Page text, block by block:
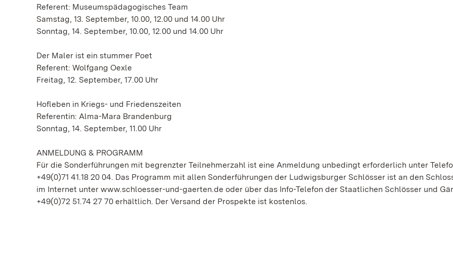
Referent: Museumspädagogisches Team
Samstag, 13. September, 10.00, 12.00 und 14.00 Uhr
Sonntag, 14. September, 10.00, 12.00 und 14.00 Uhr
Der Maler ist ein stummer Poet
Referent: Wolfgang Oexle
Freitag, 12. September, 17.00 Uhr
Hofleben in Kriegs- und Friedenszeiten
Referentin: Alma-Mara Brandenburg
Sonntag, 14. September, 11.00 Uhr
ANMELDUNG & PROGRAMM
Für die Sonderführungen mit begrenzter Teilnehmerzahl ist eine Anmeldung unbedingt erforderlich unter
+49(0)71 41.18 20 04. Das Programm mit allen Sonderführungen der Ludwigsburger Schlösser ist an den
im Internet unter www.schloesser-und-gaerten.de oder über das Info-Telefon der Staatlichen Schlösser und
+49(0)72 51.74 27 70 erhältlich. Der Versand der Prospekte ist kostenlos.